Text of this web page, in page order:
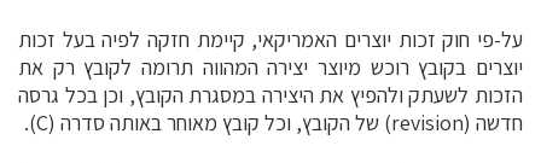
על-פי חוק זכות יוצרים האמריקאי, קיימת חזקה לפיה בעל זכות
יוצרים בקובץ רוכש מיוצר יצירה המהווה תרומה לקובץ רק את
הזכות לשעתק ולהפיץ את היצירה במסגרת הקובץ, וכן בכל גרסה
חדשה (revision) של הקובץ, וכל קובץ מאוחר באותה סדרה (C).